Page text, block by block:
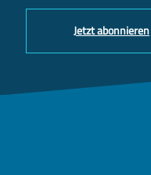
Jetzt abonnieren